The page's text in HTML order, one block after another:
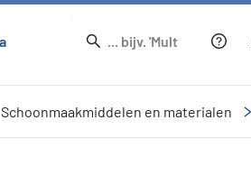
Schoonmaakmiddelen en materialen